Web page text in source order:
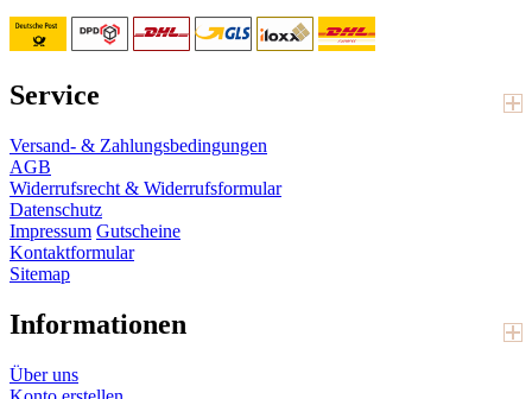
Service
Versand- & Zahlungsbedingungen
AGB
Widerrufsrecht & Widerrufsformular
Datenschutz
Impressum Gutscheine
Kontaktformular
Sitemap
Informationen
Über uns